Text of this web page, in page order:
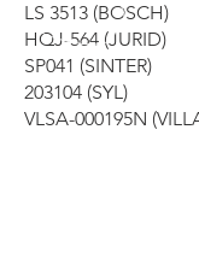
LS 3513 (BOSCH)
HQJ-564 (JURID)
SP041 (SINTER)
203104 (SYL)
VLSA-000195N